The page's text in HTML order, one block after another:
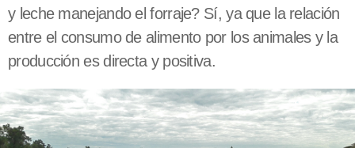
y leche manejando el forraje? Sí, ya que la relación
entre el consumo de alimento por los animales y la
producción es directa y positiva.